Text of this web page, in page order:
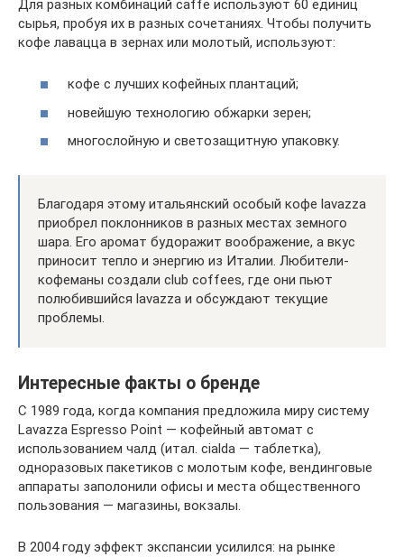
Для разных комбинаций caffe используют 60 единиц
сырья, пробуя их в разных сочетаниях. Чтобы получить
кофе лавацца в зернах или молотый, используют:
кофе с лучших кофейных плантаций;
новейшую технологию обжарки зерен;
многослойную и светозащитную упаковку.
Благодаря этому итальянский особый кофе lavazza
приобрел поклонников в разных местах земного
шара. Его аромат будоражит воображение, а вкус
приносит тепло и энергию из Италии. Любители-
кофеманы создали club coffees, где они пьют
полюбившийся lavazza и обсуждают текущие
проблемы.
Интересные факты о бренде
С 1989 года, когда компания предложила миру систему
Lavazza Espresso Point — кофейный автомат с
использованием чалд (итал. cialda — таблетка),
одноразовых пакетиков с молотым кофе, вендинговые
аппараты заполонили офисы и места общественного
пользования — магазины, вокзалы.
В 2004 году эффект экспансии усилился: на рынке